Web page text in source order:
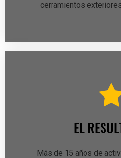
cerramientos
EL
Más de 15 años de